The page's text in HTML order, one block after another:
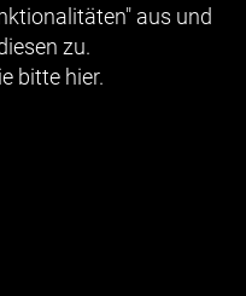
aus und
zu.
bitte hier.